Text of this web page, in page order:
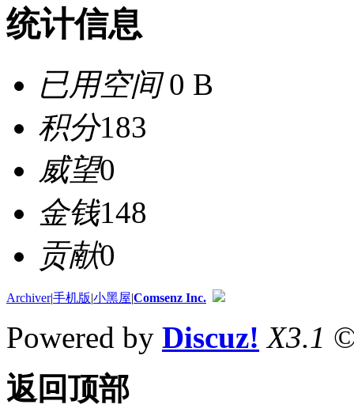
统计信息
已用空间0 B
积分183
威望0
金钱148
贡献0
Archiver|手机版|小黑屋|Comsenz Inc.
Powered by Discuz! X3.1
返回顶部